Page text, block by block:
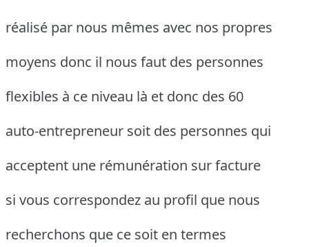
réalisé par nous mêmes avec nos propres
moyens donc il nous faut des personnes
flexibles à ce niveau là et donc des 60
auto-entrepreneur soit des personnes qui
acceptent une rémunération sur facture
si vous correspondez au profil que nous
recherchons que ce soit en termes